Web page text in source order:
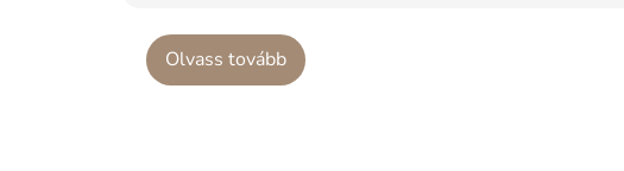
Olvass tovább